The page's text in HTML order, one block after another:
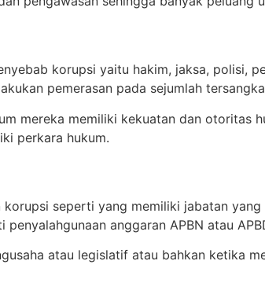
korupsi yaitu hakim, jaksa, polisi,
pemerasan pada sejumlah
mereka memiliki kekuatan dan otoritas
perkara hukum.
korupsi seperti yang memiliki jabatan
anggaran APBN atau
atau legislatif atau bahkan ketika